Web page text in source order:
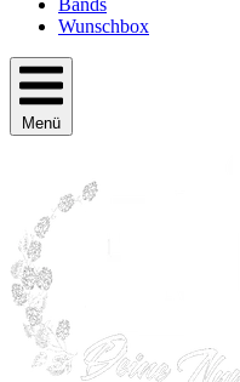
Bands
Wunschbox
Menü